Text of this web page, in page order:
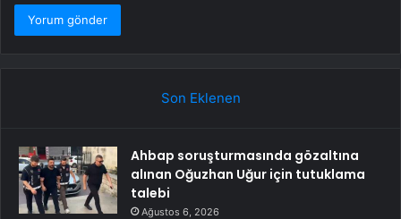
Son Eklenen
Ahbap soruşturmasında gözaltına
alınan Oğuzhan Uğur için tutuklama
talebi
Ağustos 6, 2026